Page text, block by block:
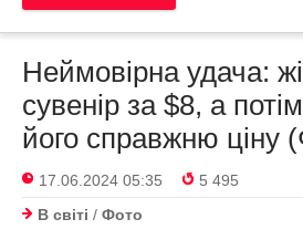
Неймовірна удача:
сувенір за $8, а
його справжню
17.06.2024 05:35
5 495
В світі / Фото